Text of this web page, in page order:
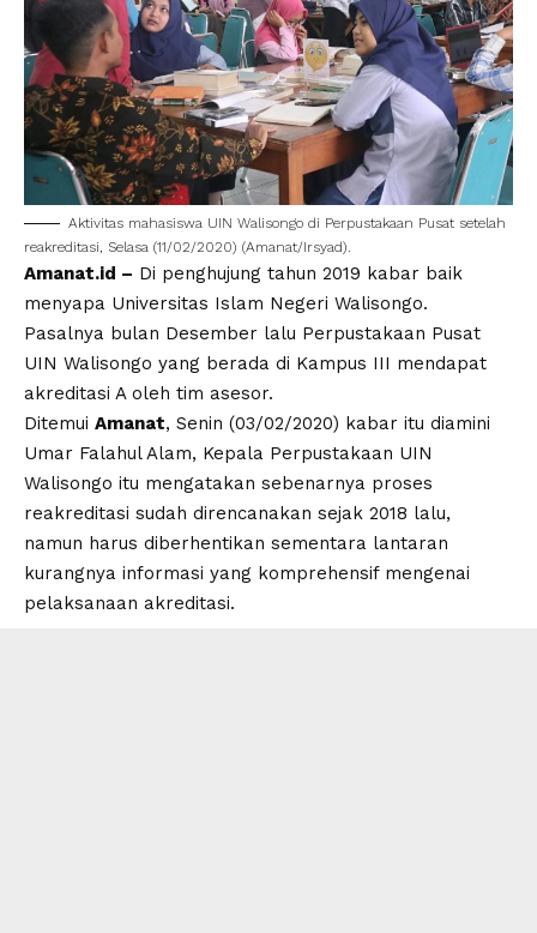
Aktivitas mahasiswa UIN Walisongo di Perpustakaan Pusat setelah
reakreditasi, Selasa (11/02/2020) (Amanat/Irsyad).
Amanat.id – Di penghujung tahun 2019 kabar baik
menyapa Universitas Islam Negeri Walisongo.
Pasalnya bulan Desember lalu Perpustakaan Pusat
UIN Walisongo yang berada di Kampus III mendapat
akreditasi A oleh tim asesor.
Ditemui Amanat, Senin (03/02/2020) kabar itu diamini
Umar Falahul Alam, Kepala Perpustakaan UIN
Walisongo itu mengatakan sebenarnya proses
reakreditasi sudah direncanakan sejak 2018 lalu,
namun harus diberhentikan sementara lantaran
kurangnya informasi yang komprehensif mengenai
pelaksanaan akreditasi.